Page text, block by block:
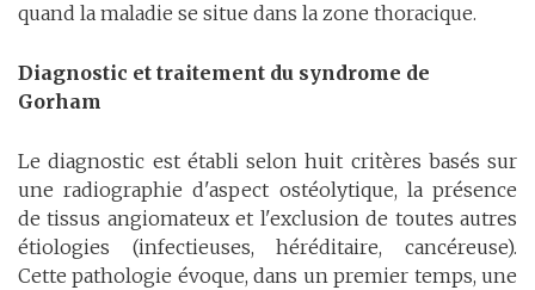
quand la maladie se situe dans la zone thoracique.
Diagnostic et traitement du syndrome de
Gorham
Le diagnostic est établi selon huit critères basés sur
une radiographie d'aspect ostéolytique, la présence
de tissus angiomateux et l'exclusion de toutes autres
étiologies (infectieuses, héréditaire, cancéreuse).
Cette pathologie évoque, dans un premier temps, une